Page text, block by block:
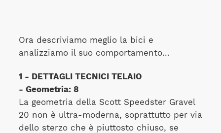
Ora descriviamo meglio la bici e
analizziamo il suo comportamento...
1 - DETTAGLI TECNICI TELAIO
- Geometria: 8
La geometria della Scott Speedster Gravel
20 non è ultra-moderna, soprattutto per via
dello sterzo che è piuttosto chiuso, se